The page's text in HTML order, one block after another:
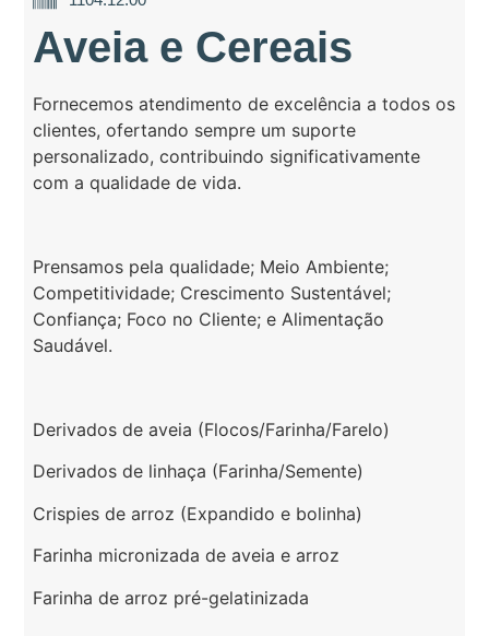
Aveia e Cereais
Fornecemos atendimento de excelência a todos os
clientes, ofertando sempre um suporte
personalizado, contribuindo significativamente
com a qualidade de vida.
Prensamos pela qualidade; Meio Ambiente;
Competitividade; Crescimento Sustentável;
Confiança; Foco no Cliente; e Alimentação
Saudável.
Derivados de aveia (Flocos/Farinha/Farelo)
Derivados de linhaça (Farinha/Semente)
Crispies de arroz (Expandido e bolinha)
Farinha micronizada de aveia e arroz
Farinha de arroz pré-gelatinizada